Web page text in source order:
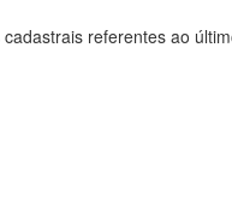
referentes ao